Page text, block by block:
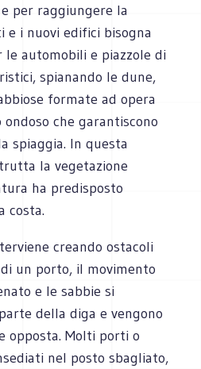
per raggiungere la
e i nuovi edifici bisogna
automobili e piazzole di
spianando le dune,
formate ad opera
che garantiscono
spiaggia. In questa
la vegetazione
ha predisposto
costa.
creando ostacoli
un porto, il movimento
e le sabbie si
della diga e vengono
opposta. Molti porti o
nel posto sbagliato,